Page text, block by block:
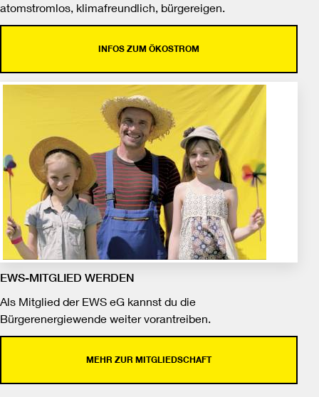
atomstromlos, klimafreundlich, bürgereigen.
INFOS ZUM ÖKOSTROM
EWS-MITGLIED WERDEN
Als Mitglied der EWS eG kannst du die
Bürgerenergiewende weiter vorantreiben.
MEHR ZUR MITGLIEDSCHAFT